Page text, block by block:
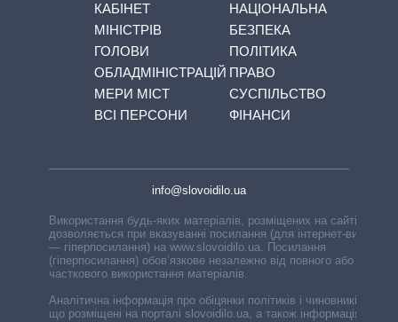
КАБІНЕТ
МІНІСТРІВ
ГОЛОВИ
ОБЛАДМІНІСТРАЦІЙ
МЕРИ МІСТ
ВСІ ПЕРСОНИ
НАЦІОНАЛЬНА
БЕЗПЕКА
ПОЛІТИКА
ПРАВО
СУСПІЛЬСТВО
ФІНАНСИ
info@slovoidilo.ua
Використання будь-яких матеріалів, розміщених на сайті,
дозволяється при вказуванні посилання (для інтернет-видань
— гіперпосилання) на www.slovoidilo.ua. Посилання
(гіперпосилання) обов’язкове незалежно від повного або
часткового використання матеріалів.
Аналітична інформація про обіцянки політиків і чиновників,
що розміщені на порталі slovoidilo.ua, а також інформація про